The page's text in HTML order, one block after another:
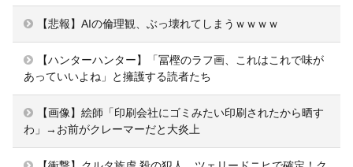
【悲報】AIの倫理観、ぶっ壊れてしまうｗｗｗｗ
【ハンターハンター】「冨樫のラフ画、これはこれで味が
あっていいよね」と擁護する読者たち
【画像】絵師「印刷会社にゴミみたい印刷されたから晒す
わ」→お前がクレーマーだと大炎上